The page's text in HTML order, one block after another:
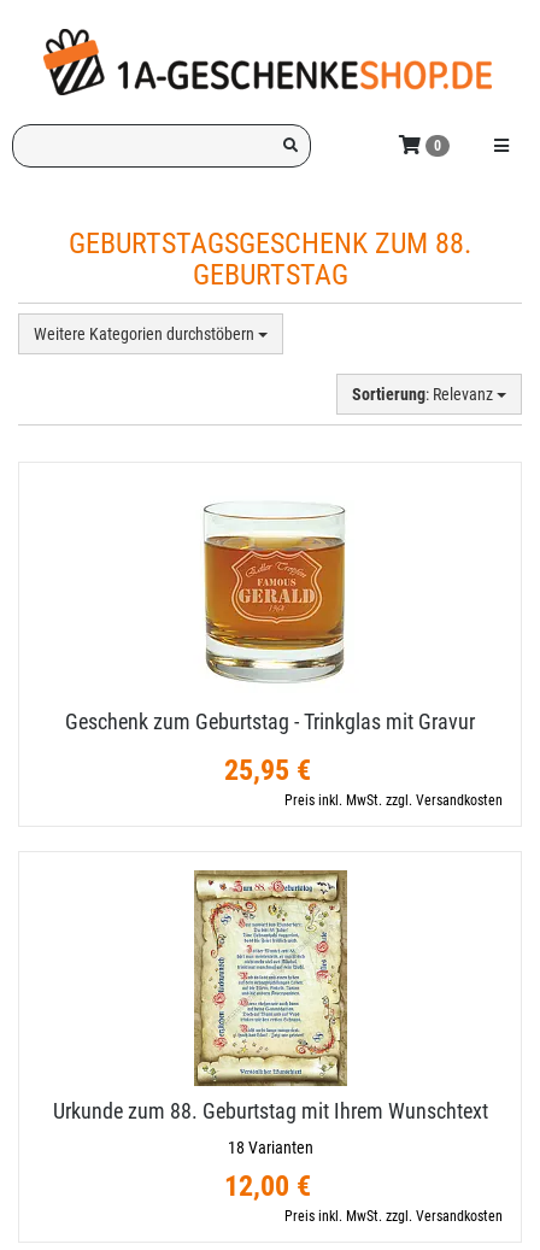
Hauptinhalt
springen
Ich
suche
Menü
0
GEBURTSTAGSGESCHENK ZUM 88.
GEBURTSTAG
Weitere Kategorien durchstöbern
Sortierung: Relevanz
Geschenk zum Geburtstag - Trinkglas mit Gravur
25,95 €
Preis inkl. MwSt. zzgl. Versandkosten
Urkunde zum 88. Geburtstag mit Ihrem Wunschtext
18 Varianten
12,00 €
Preis inkl. MwSt. zzgl. Versandkosten